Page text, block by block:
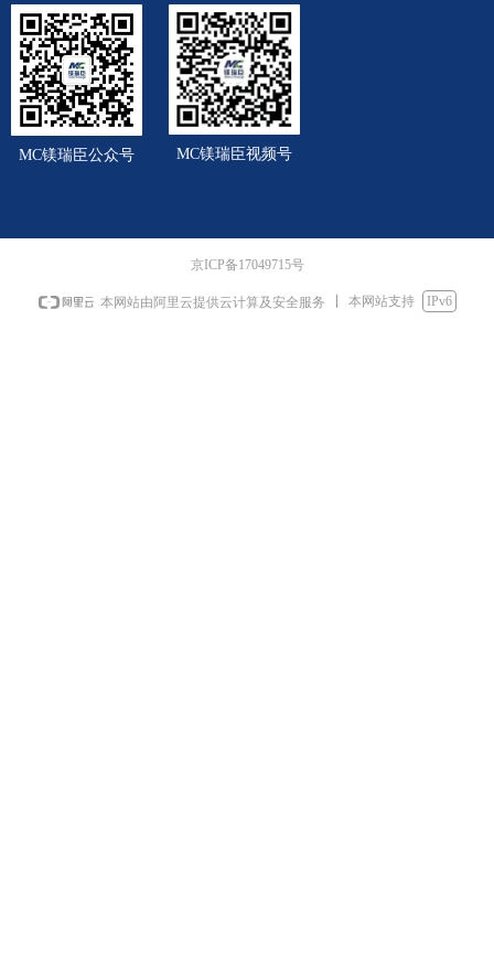
MC镁瑞臣公众号 MC镁瑞臣视频号
京ICP备17049715号
本网站由阿里云提供云计算及安全服务 本网站支持 IPv6